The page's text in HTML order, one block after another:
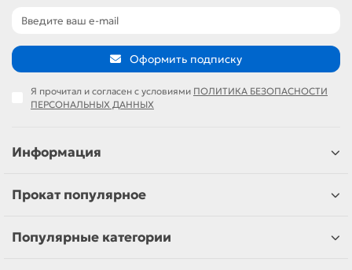
Оформить подписку
Я прочитал и согласен с условиями ПОЛИТИКА БЕЗОПАСНОСТИ
ПЕРСОНАЛЬНЫХ ДАННЫХ
Информация
Прокат популярное
Популярные категории